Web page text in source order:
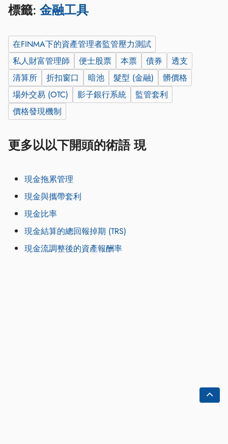
標籤: 金融工具
在FINMA下的資產管理者監管壓力測試
私人財富管理師
便士股票 本票 債券
透支
清算所
折扣窗口 暗池 髮型 (金融)
髒價格
場外交易 (OTC)
影子銀行系統
監管套利
價格發現機制
更多以以下開頭的術語 現
現金拖累管理
現金與攜帶套利
現金比率
現金結算的總回報掉期 (TRS)
現金流調整後的資產報酬率